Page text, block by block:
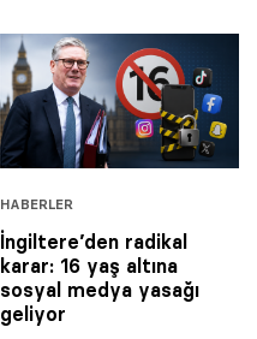
HABERLER
İngiltere’den radikal
karar: 16 yaş altına
sosyal medya yasağı
geliyor